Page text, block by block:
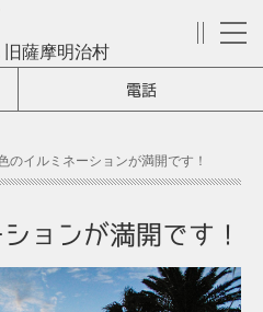
旧薩摩明治村
電話
のイルミネーションが満開です！
ョンが満開です！